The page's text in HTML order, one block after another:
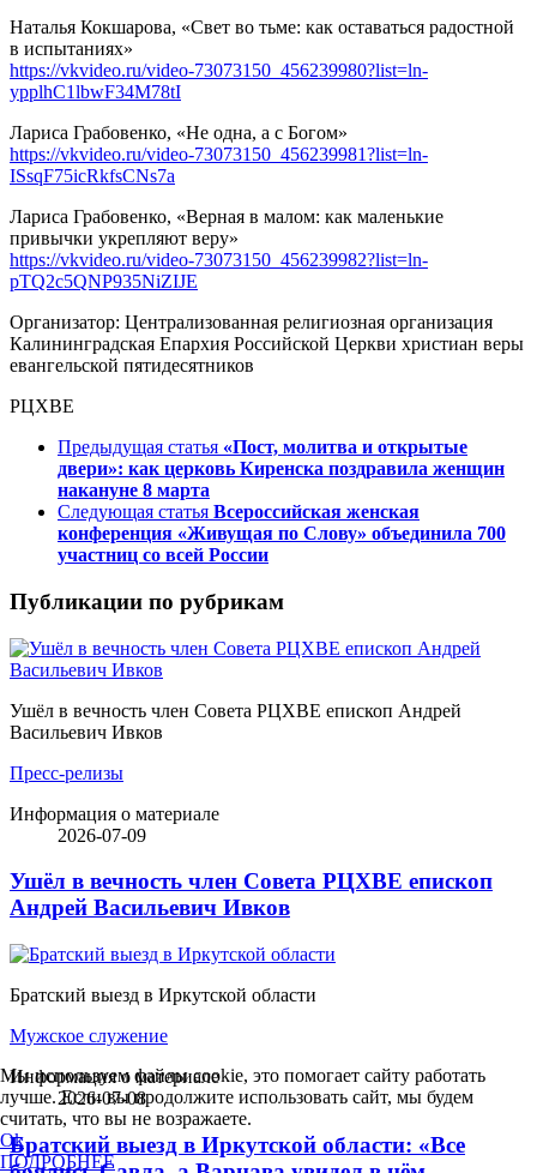
Наталья Кокшарова, «Свет во тьме: как оставаться радостной
в испытаниях»
https://vkvideo.ru/video-73073150_456239980?list=ln-
ypplhC1lbwF34M78tI
Лариса Грабовенко, «Не одна, а с Богом»
https://vkvideo.ru/video-73073150_456239981?list=ln-
ISsqF75icRkfsCNs7a
Лариса Грабовенко, «Верная в малом: как маленькие
привычки укрепляют веру»
https://vkvideo.ru/video-73073150_456239982?list=ln-
pTQ2c5QNP935NiZIJE
Организатор: Централизованная религиозная организация
Калининградская Епархия Российской Церкви христиан веры
евангельской пятидесятников
РЦХВЕ
Предыдущая статья «Пост, молитва и открытые
двери»: как церковь Киренска поздравила женщин
накануне 8 марта
Следующая статья Всероссийская женская
конференция «Живущая по Слову» объединила 700
участниц со всей России
Публикации по рубрикам
Ушёл в вечность член Совета РЦХВЕ епископ Андрей
Васильевич Ивков
Пресс-релизы
Информация о материале
2026-07-09
Ушёл в вечность член Совета РЦХВЕ епископ
Андрей Васильевич Ивков
Братский выезд в Иркутской области
Мужское служение
Информация о материале
2026-07-08
Братский выезд в Иркутской области: «Все
Мы используем файлы cookie, это помогает сайту работать
лучше. Если вы продолжите использовать сайт, мы будем
считать, что вы не возражаете.
Ok
ПОДРОБНЕЕ